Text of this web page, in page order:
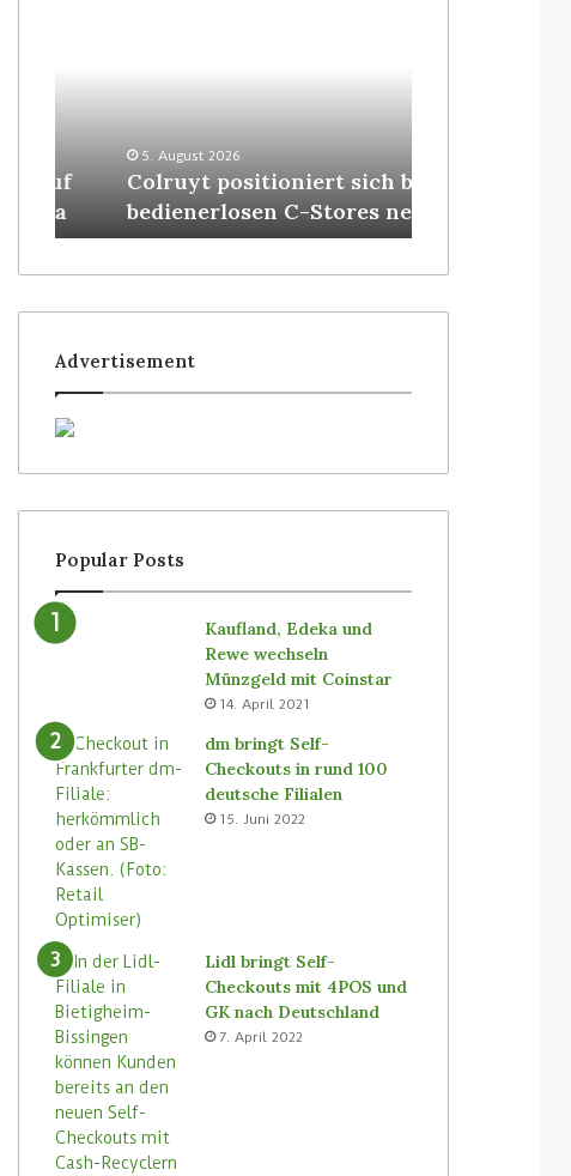
5. August 2026
Colruyt positioniert sich bei
bedienerlosen C-Stores neu
Advertisement
Popular Posts
Kaufland, Edeka und
Rewe wechseln
Münzgeld mit Coinstar
14. April 2021
dm bringt Self-
Checkouts in rund 100
deutsche Filialen
15. Juni 2022
Lidl bringt Self-
Checkouts mit 4POS und
GK nach Deutschland
7. April 2022